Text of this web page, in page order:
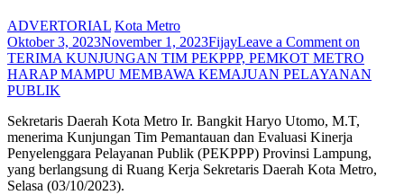
ADVERTORIAL Kota Metro
Oktober 3, 2023November 1, 2023FijayLeave a Comment on
TERIMA KUNJUNGAN TIM PEKPPP, PEMKOT METRO
HARAP MAMPU MEMBAWA KEMAJUAN PELAYANAN
PUBLIK
Sekretaris Daerah Kota Metro Ir. Bangkit Haryo Utomo, M.T,
menerima Kunjungan Tim Pemantauan dan Evaluasi Kinerja
Penyelenggara Pelayanan Publik (PEKPPP) Provinsi Lampung,
yang berlangsung di Ruang Kerja Sekretaris Daerah Kota Metro,
Selasa (03/10/2023).